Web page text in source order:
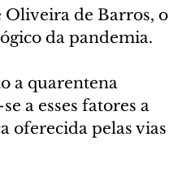
Oliveira de Barros, o
da pandemia.
a quarentena
a esses fatores a
oferecida pelas vias